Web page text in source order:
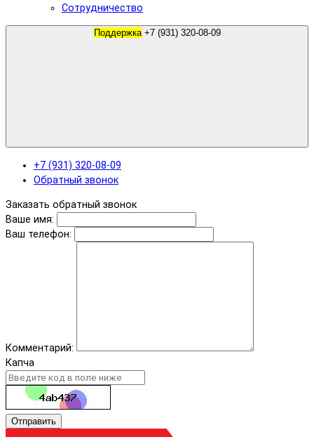
Сотрудничество
Поддержка +7 (931) 320-08-09
+7 (931) 320-08-09
Обратный звонок
Заказать обратный звонок
Ваше имя:
Ваш телефон:
Комментарий:
Капча
Отправить